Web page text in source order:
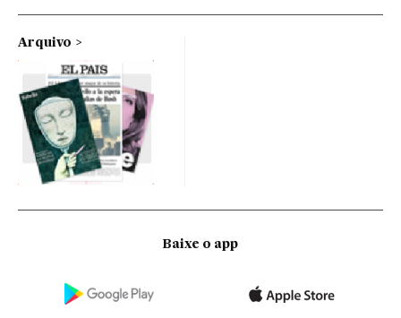
Arquivo
Baixe o app